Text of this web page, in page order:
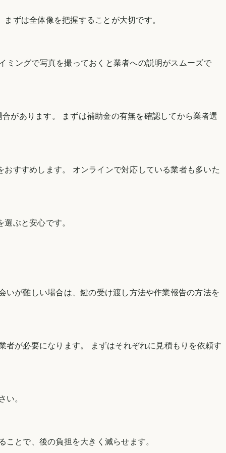
ずは全体像を把握することが大切です。
ミングで写真を撮っておくと業者への説明がスムーズで
があります。 まずは補助金の有無を確認してから業者選
すすめします。 オンラインで対応している業者も多いた
ぶと安心です。
が難しい場合は、鍵の受け渡し方法や作業報告の方法を
が必要になります。 まずはそれぞれに見積もりを依頼す
い。
とで、後の負担を大きく減らせます。